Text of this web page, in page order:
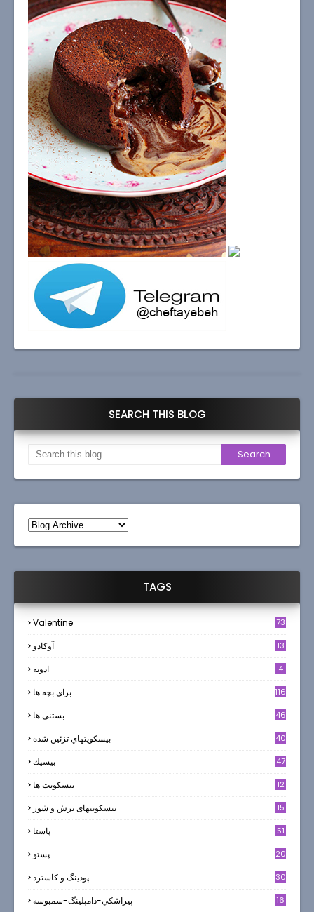
SEARCH THIS BLOG
TAGS
Valentine 73
آوکادو 13
ادويه 4
براي بچه ها 116
بستنی ها 46
بيسكويتهاي تزئين شده 40
بيسيك 47
بیسکویت ها
12
بیسکویتهای ترش و شور 15
پاستا 51
پستو 20
پودینگ و کاسترد 30
پيراشكي-دامپلينگ-سمبوسه 16